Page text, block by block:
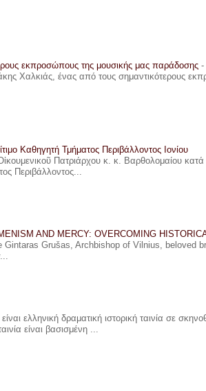
εκπροσώπους της μουσικής μας παράδοσης -
Χαλκιάς, ένας από τους σημαντικότερους
Καθηγητή Τμήματος Περιβάλλοντος Ιονίου
Πατριάρχου κ. κ. Βαρθολομαίου κατά
Περιβάλλοντος...
AND MERCY: OVERCOMING
Grušas, Archbishop of Vilnius, beloved
ελληνική δραματική ιστορική ταινία σε
είναι βασισμένη ...